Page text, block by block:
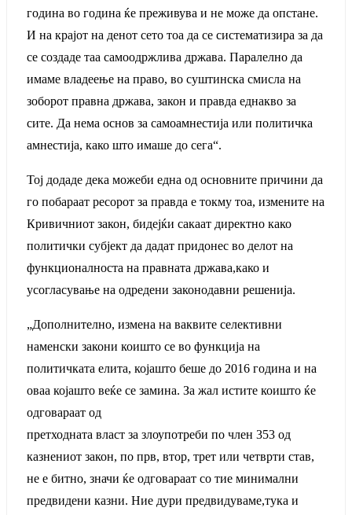
година во година ќе преживува и не може да опстане.
И на крајот на денот сето тоа да се систематизира за да
се создаде таа самоодржлива држава. Паралелно да
имаме владеење на право, во суштинска смисла на
зоборот правна држава, закон и правда еднакво за
сите. Да нема основ за самоамнестија или политичка
амнестија, како што имаше до сега“.
Тој додаде дека можеби една од основните причини да
го побараат ресорот за правда е токму тоа, измените на
Кривичниот закон, бидејќи сакаат директно како
политички субјект да дадат придонес во делот на
функционалноста на правната држава,како и
усогласување на одредени законодавни решенија.
„Дополнително, измена на ваквите селективни
наменски закони коишто се во функција на
политичката елита, којашто беше до 2016 година и на
оваа којашто веќе се замина. За жал истите коишто ќе
одговараат од
претходната власт за злоупотреби по член 353 од
казнениот закон, по прв, втор, трет или четврти став,
не е битно, значи ќе одговараат со тие минимални
предвидени казни. Ние дури предвидуваме,тука и